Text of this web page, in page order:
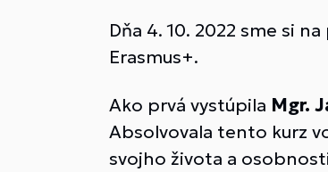
Dňa 4. 10. 2022 sme si
Erasmus+.
Ako prvá vystúpila Mgr.
Absolvovala tento kurz
svojho života a